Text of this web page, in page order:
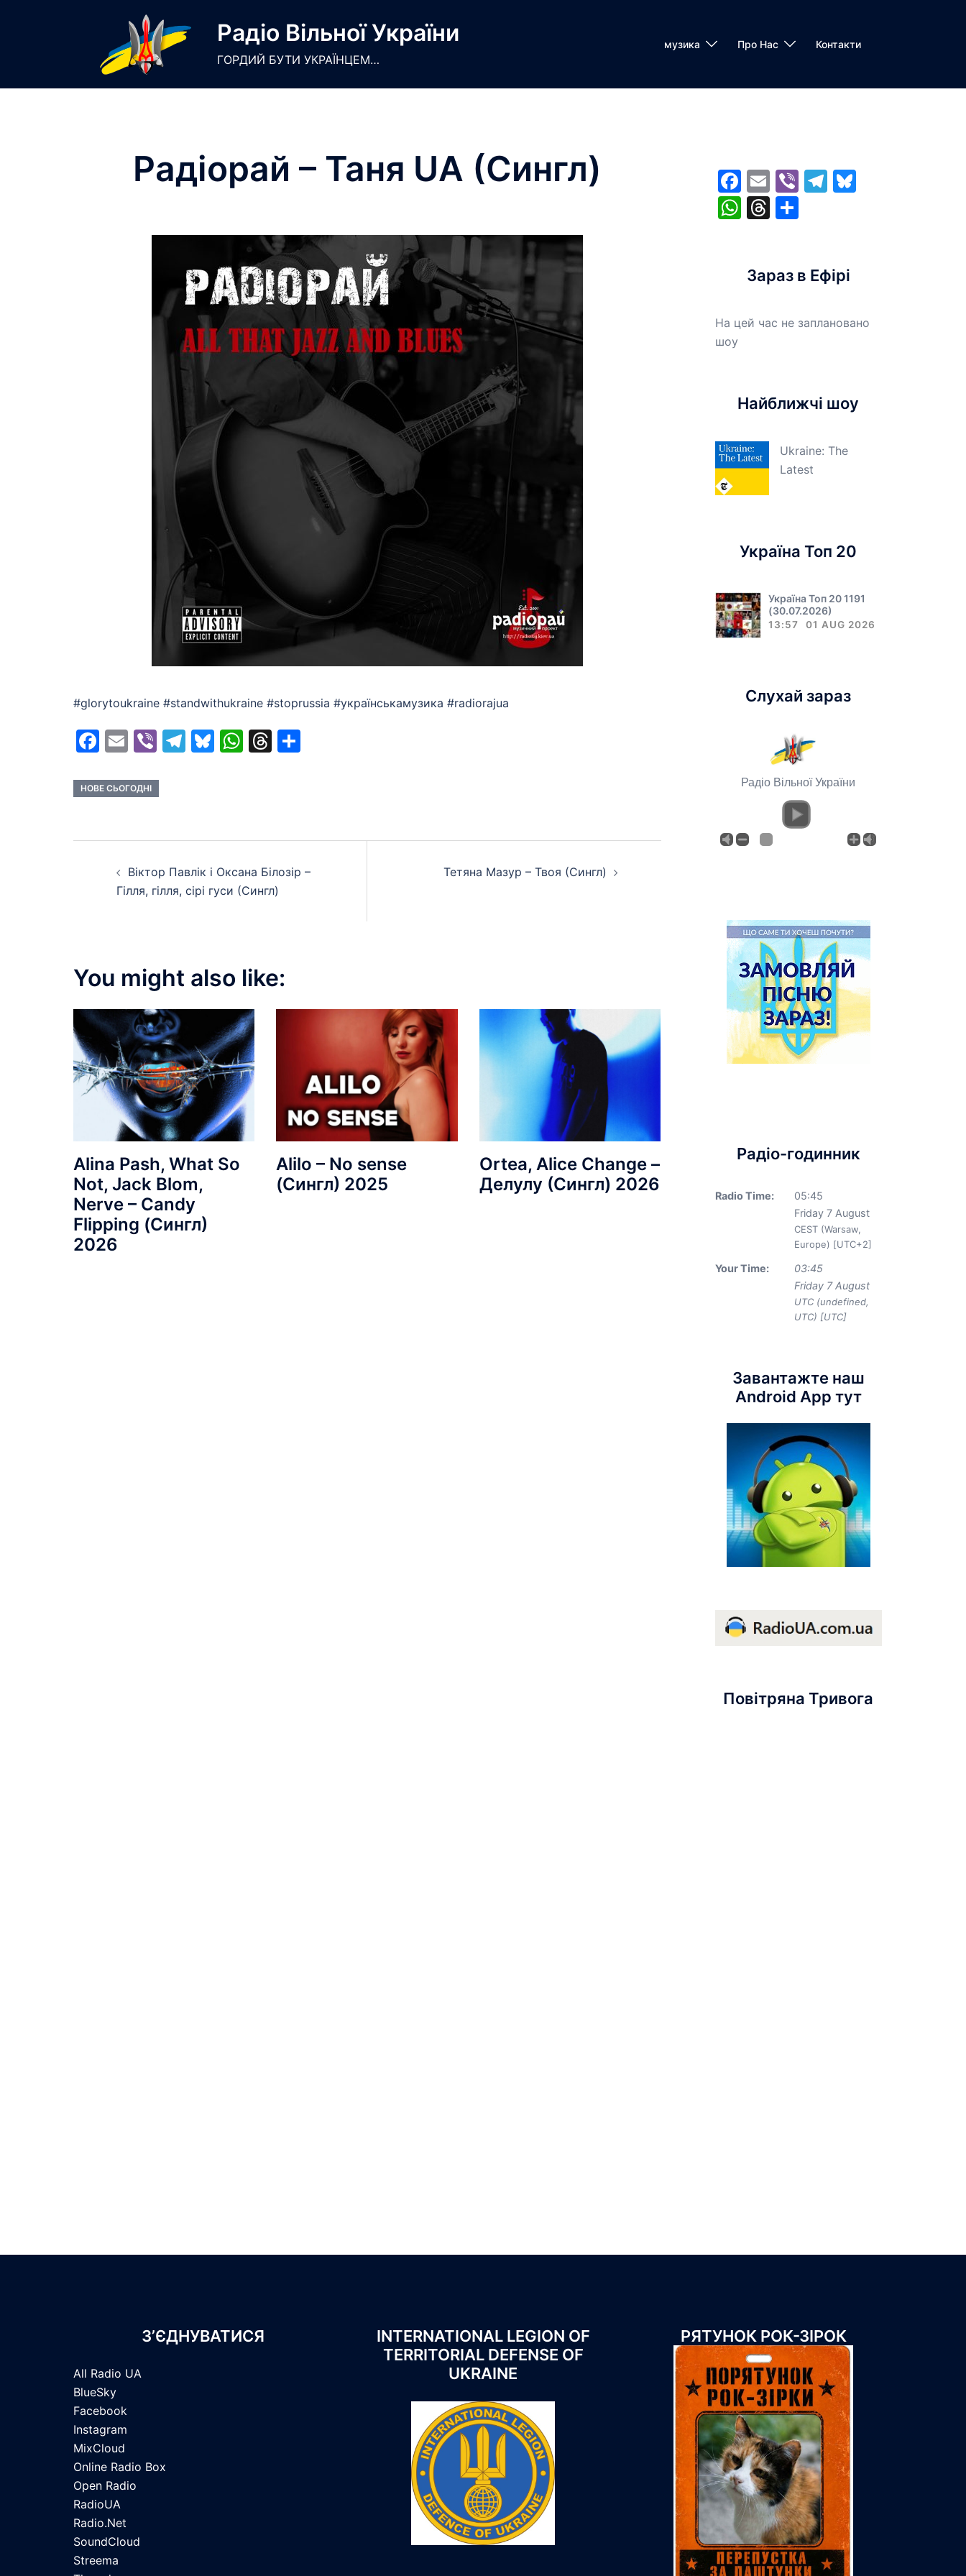
Радіо Вільної України
ГОРДИЙ БУТИ УКРАЇНЦЕМ…
музика Про Нас Контакти
Радіорай – Таня UA (Сингл)
#glorytoukraine #standwithukraine #stoprussia #українськамузика #radiorajua
Facebook
EmailViberTelegram
Bluesky
WhatsApp
Threads
НОВЕ СЬОГОДНІ
navigation
Віктор Павлік і Оксана Білозір –
Гілля, гілля, сірі гуси (Сингл)
Тетяна Мазур – Твоя (Сингл)
You might also like:
Alina Pash, What So
Not, Jack Blom,
Nerve – Candy
Flipping (Сингл)
2026
Alilo – No sense
(Сингл) 2025
Ortea, Alice Change –
Делулу (Сингл) 2026
Facebook
EmailViberTelegram
Bluesky
WhatsApp
Threads
Share
Зараз в Ефірі
На цей час не заплановано
шоу
Найближчі шоу
Ukraine: The
Latest
Україна Топ 20
Україна Топ 20 1191
(30.07.2026)
13:57 01 AUG 2026
Слухай зараз
Радіо Вільної України
Радіо-годинник
Radio Time: 05:45
Friday 7 August
CEST (Warsaw,
Europe) [UTC+2]
Your Time: 03:45
Friday 7 August
UTC (undefined,
UTC) [UTC]
Завантажте наш
Android App тут
Повітряна Тривога
З’ЄДНУВАТИСЯ
All Radio UA
BlueSky
Facebook
Instagram
MixCloud
Online Radio Box
Open Radio
RadioUA
Radio.Net
SoundCloud
Streema
INTERNATIONAL LEGION OF
TERRITORIAL DEFENSE OF
UKRAINE
РЯТУНОК РОК-ЗІРОК